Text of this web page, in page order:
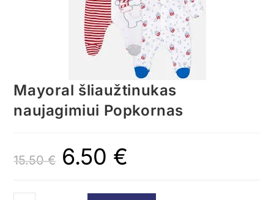
Mayoral šliaužtinukas
naujagimiui Popkornas
15.50€ 6.50 €